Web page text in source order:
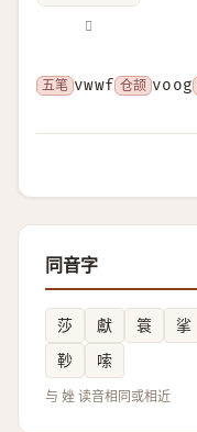
𡟽
五笔 vwwf 仓颉 voog
同音字
莎 獻 簑 挲
䩖
嗦
与 㛗 读音相同或相近